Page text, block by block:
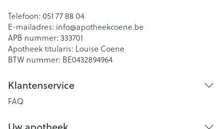
Telefoon: 051 77 88 04
E-mailadres: info@apotheekcoene.be
APB nummer: 333701
Apotheek titularis: Louise Coene
BTW nummer: BE0432894964
Klantenservice
FAQ